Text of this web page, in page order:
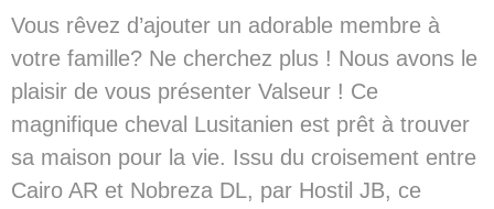
Vous rêvez d’ajouter un adorable membre à
votre famille? Ne cherchez plus ! Nous avons le
plaisir de vous présenter Valseur ! Ce
magnifique cheval Lusitanien est prêt à trouver
sa maison pour la vie. Issu du croisement entre
Cairo AR et Nobreza DL, par Hostil JB, ce